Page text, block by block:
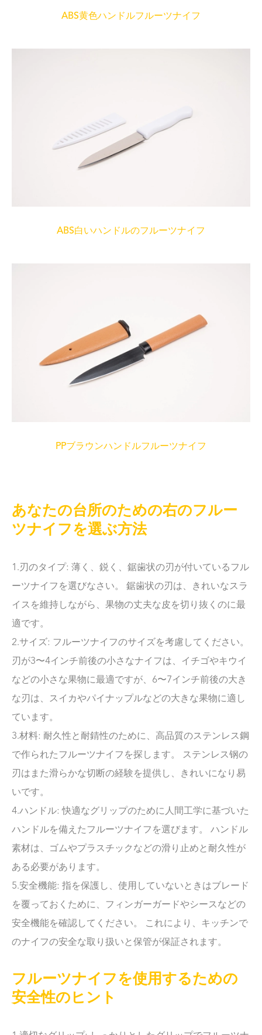
ABS黄色ハンドルフルーツナイフ
ABS白いハンドルのフルーツナイフ
PPブラウンハンドルフルーツナイフ
あなたの台所のための右のフルー
ツナイフを選ぶ方法
1.刃のタイプ: 薄く、鋭く、鋸歯状の刃が付いているフル
ーツナイフを選びなさい。 鋸歯状の刃は、きれいなスラ
イスを維持しながら、果物の丈夫な皮を切り抜くのに最
適です。
2.サイズ: フルーツナイフのサイズを考慮してください。
刃が3〜4インチ前後の小さなナイフは、イチゴやキウイ
などの小さな果物に最適ですが、6〜7インチ前後の大き
な刃は、スイカやパイナップルなどの大きな果物に適し
ています。
3.材料: 耐久性と耐錆性のために、高品質のステンレス鋼
で作られたフルーツナイフを探します。 ステンレス钢の
刃はまた滑らかな切断の経験を提供し、きれいになり易
いです。
4.ハンドル: 快適なグリップのために人間工学に基づいた
ハンドルを備えたフルーツナイフを選びます。 ハンドル
素材は、ゴムやプラスチックなどの滑り止めと耐久性が
ある必要があります。
5.安全機能: 指を保護し、使用していないときはブレード
を覆っておくために、フィンガーガードやシースなどの
安全機能を確認してください。 これにより、キッチンで
のナイフの安全な取り扱いと保管が保証されます。
フルーツナイフを使用するための
安全性のヒント